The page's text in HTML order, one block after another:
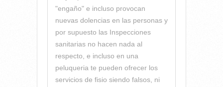
"engaño" e incluso provocan
nuevas dolencias en las personas y
por supuesto las Inspecciones
sanitarias no hacen nada al
respecto, e incluso en una
peluqueria te pueden ofrecer los
servicios de fisio siendo falsos, ni